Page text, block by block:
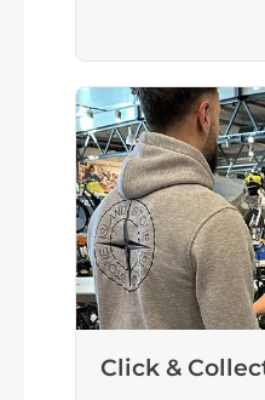
Shimano
Bulls
Click &